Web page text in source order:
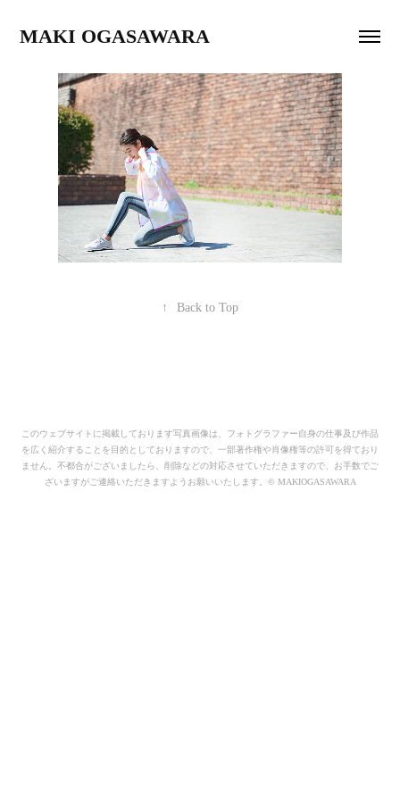
MAKI OGASAWARA
↑ Back to Top
このウェブサイトに掲載しております写真画像は、フォトグラファー自身の仕事及び作品
を広く紹介することを目的としておりますので、一部著作権や肖像権等の許可を得ており
ません。不都合がございましたら、削除などの対応させていただきますので、お手数でご
ざいますがご連絡いただきますようお願いいたします。© MAKIOGASAWARA